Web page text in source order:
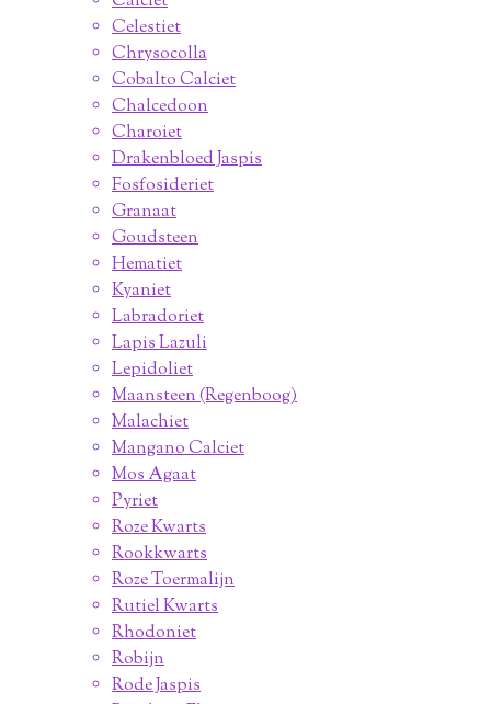
Celestiet
Chrysocolla
Cobalto Calciet
Chalcedoon
Charoiet
Drakenbloed Jaspis
Fosfosideriet
Granaat
Goudsteen
Hematiet
Kyaniet
Labradoriet
Lapis Lazuli
Lepidoliet
Maansteen (Regenboog)
Malachiet
Mangano Calciet
Mos Agaat
Pyriet
Roze Kwarts
Rookkwarts
Roze Toermalijn
Rutiel Kwarts
Rhodoniet
Robijn
Rode Jaspis